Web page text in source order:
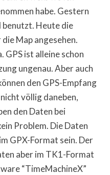
habe. Gestern
benutzt. Heute die
Map angesehen.
GPS ist alleine schon
ungenau. Aber auch
den GPS-Empfang
völlig daneben,
den Daten bei
Problem. Die Daten
GPX-Format sein. Der
aber im TK1-Format
“TimeMachineX”